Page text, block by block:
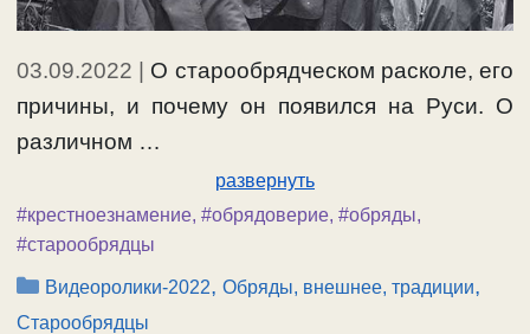
03.09.2022 | О старообрядческом расколе, его
причины, и почему он появился на Руси. О
различном …
развернуть
#крестноезнамение, #обрядоверие, #обряды,
#старообрядцы
Рубрики
Видеоролики-2022,Обряды, внешнее, традиции,
Старообрядцы